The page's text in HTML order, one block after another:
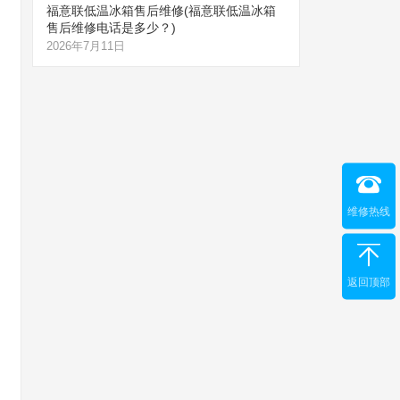
福意联低温冰箱售后维修(福意联低温冰箱
售后维修电话是多少？)
2026年7月11日
维修热线
返回顶部